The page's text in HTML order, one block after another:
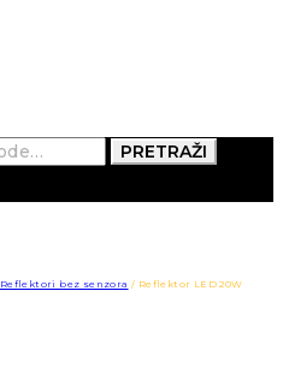
PRETRAŽI
Reflektori bez senzora / Reflektor LED 20W